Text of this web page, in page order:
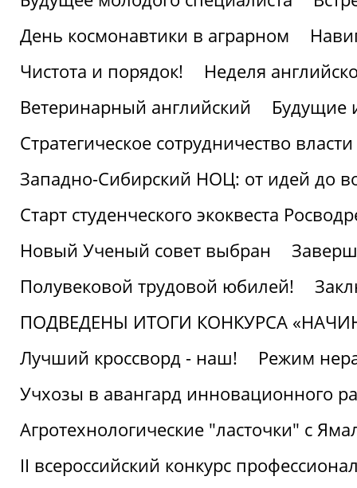
День космонавтики в аграрном
Чистота и порядок!
Неделя
Ветеринарный английский
Будущие
Стратегическое сотрудничество
Западно-Сибирский НОЦ: от идей до
Старт студенческого экоквеста
Новый Ученый совет выбран
Полувековой трудовой юбилей!
ПОДВЕДЕНЫ ИТОГИ КОНКУРСА
Лучший кроссворд - наш!
Режим
Учхозы в авангард инновационного
Агротехнологические "ласточки" с
II всероссийский конкурс